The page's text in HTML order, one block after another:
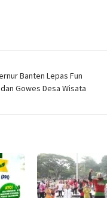
Banten Lepas Fun
Gowes Desa Wisata